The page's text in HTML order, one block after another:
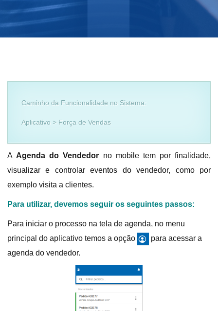
Caminho da Funcionalidade no Sistema:
Aplicativo > Força de Vendas
A Agenda do Vendedor no mobile tem por finalidade,
visualizar e controlar eventos do vendedor, como por
exemplo visita a clientes.
Para utilizar, devemos seguir os seguintes passos:
Para iniciar o processo na tela de agenda, no menu
principal do aplicativo temos a opção
para acessar a
agenda do vendedor.